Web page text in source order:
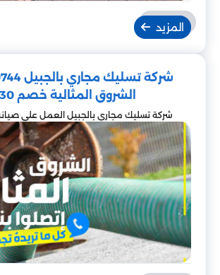
المزيد
شركة
الشروق المثالية خصم 30%
شركة تسليك مجاري بالجبيل العمل على